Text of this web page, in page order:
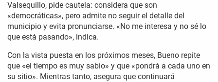
Valsequillo, pide cautela: considera que son
«democráticas», pero admite no seguir el detalle del
municipio y evita pronunciarse. «No me interesa y no sé lo
que está pasando», indica.
Con la vista puesta en los próximos meses, Bueno repite
que «el tiempo es muy sabio» y que «pondrá a cada uno en
su sitio». Mientras tanto, asegura que continuará